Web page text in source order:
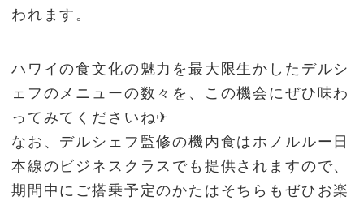
われます。
ハワイの食文化の魅力を最大限生かしたデルシ
ェフのメニューの数々を、この機会にぜひ味わ
ってみてくださいね✈
なお、デルシェフ監修の機内食はホノルルー日
本線のビジネスクラスでも提供されますので、
期間中にご搭乗予定のかたはそちらもぜひお楽